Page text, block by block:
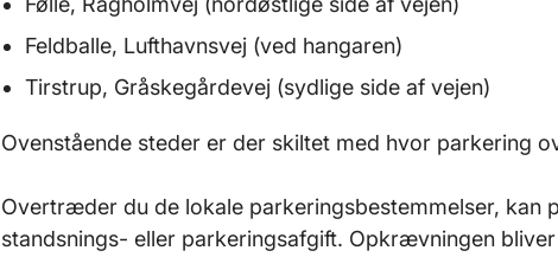
Feldballe, Lufthavnsvej (ved hangaren)
Tirstrup, Gråskegårdevej (sydlige side af vejen)
Ovenstående steder er der skiltet med hvor parkering
Overtræder du de lokale parkeringsbestemmelser, kan
standsnings- eller parkeringsafgift. Opkrævningen